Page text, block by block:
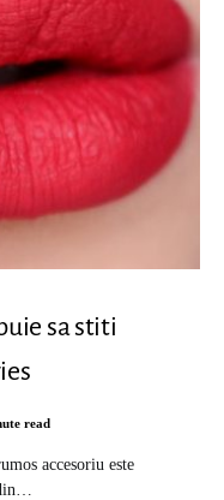
sa stiti
read
accesoriu este